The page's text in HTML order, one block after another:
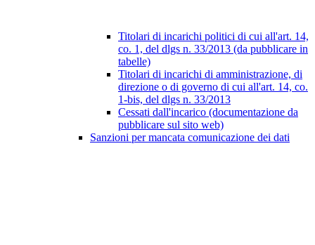
Titolari di incarichi politici di cui all'art. 14,
co. 1, del dlgs n. 33/2013 (da pubblicare in
tabelle)
Titolari di incarichi di amministrazione, di
direzione o di governo di cui all'art. 14, co.
1-bis, del dlgs n. 33/2013
Cessati dall'incarico (documentazione da
pubblicare sul sito web)
Sanzioni per mancata comunicazione dei dati